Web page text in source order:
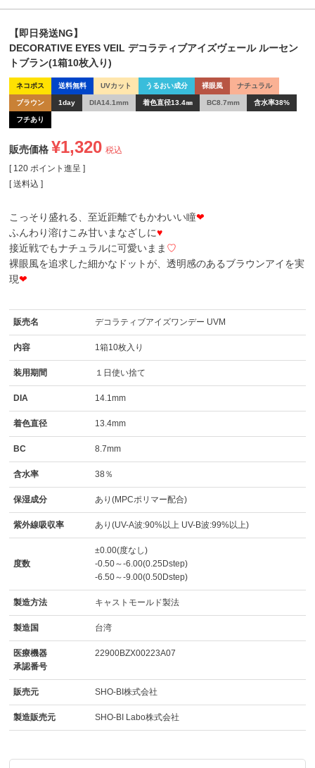
【即日発送NG】
DECORATIVE EYES VEIL デコラティブアイズヴェール ルーセン
トブラン(1箱10枚入り)
ネコポス 送料無料 UVカット うるおい成分 裸眼風 ナチュラル
ブラウン 1day DIA14.1mm 着色直径13.4㎜ BC8.7mm 含水率38%
フチあり
販売価格 ¥1,320 税込
[ 120 ポイント進呈 ]
送料込
こっそり盛れる、至近距離でもかわいい瞳❤
ふんわり溶けこみ甘いまなざしに♥
接近戦でもナチュラルに可愛いまま ♡
裸眼風を追求した細かなドットが、透明感のあるブラウンアイを実
現❤
販売名 デコラティブアイズワンデー UVM
内容 1箱10枚入り
装用期間 １日使い捨て
DIA 14.1mm
着色直径 13.4mm
BC 8.7mm
含水率 38％
保湿成分 あり(MPCポリマー配合)
紫外線吸収率 あり(UV-A波:90%以上 UV-B波:99%以上)
度数
±0.00(度なし)
-0.50～-6.00(0.25Dstep)
-6.50～-9.00(0.50Dstep)
製造方法 キャストモールド製法
製造国 台湾
医療機器
承認番号
22900BZX00223A07
販売元 SHO-BI株式会社
製造販売元 SHO-BI Labo株式会社